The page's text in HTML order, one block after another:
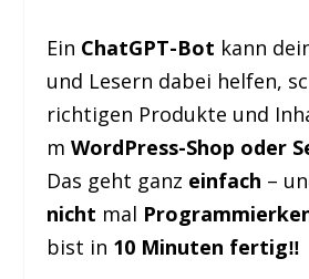
Ein ChatGPT-Bot kann
und Lesern dabei helfen,
richtigen Produkte und
mWordPress-Shop oder
Das geht ganz einfach –
nicht mal
bist in 10 Minuten fertig‼️